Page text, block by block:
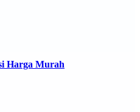
Harga Murah